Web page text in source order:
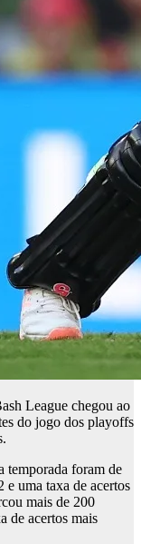
League chegou ao
do jogo dos playoffs
temporada foram de
e uma taxa de acertos
mais de 200
de acertos mais